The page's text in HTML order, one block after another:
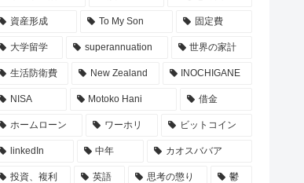
資産形成 To My Son 固定費
大学留学 superannuation 世界の家計
生活防衛費 New Zealand INOCHIGANE
NISA Motoko Hani 借金
ホームローン ワーホリ ビットコイン
linkedIn 中年 カオスババア
投資、複利 英語 思考の懲り 鬱